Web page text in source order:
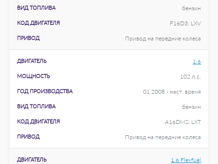
ВИД ТОПЛИВА бензин
КОД ДВИГАТЕЛЯ F16D3; LXV
ПРИВОД Привод на передние колеса
ДВИГАТЕЛЬ 1.6
МОЩНОСТЬ 102 л.с.
ГОД ПРОИЗВОДСТВА 01.2008 - наст. время
ВИД ТОПЛИВА бензин
КОД ДВИГАТЕЛЯ A16DMS; LXT
ПРИВОД Привод на передние колеса
ДВИГАТЕЛЬ 1.6 Flexfuel